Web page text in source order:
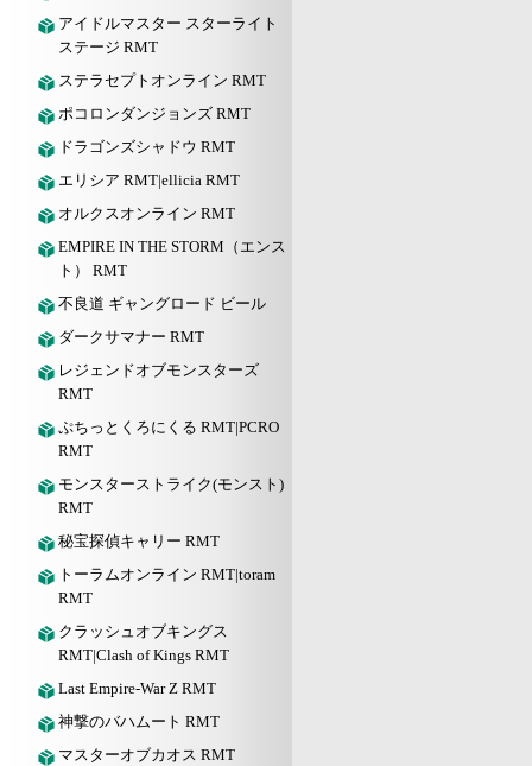
アイドルマスター スターライト
ステージ RMT
ステラセプトオンライン RMT
ポコロンダンジョンズ RMT
ドラゴンズシャドウ RMT
エリシア RMT|ellicia RMT
オルクスオンライン RMT
EMPIRE IN THE STORM（エンス
ト） RMT
不良道 ギャングロード ビール
ダークサマナー RMT
レジェンドオブモンスターズ
RMT
ぷちっとくろにくる RMT|PCRO
RMT
モンスターストライク(モンスト)
RMT
秘宝探偵キャリー RMT
トーラムオンライン RMT|toram
RMT
クラッシュオブキングス
RMT|Clash of Kings RMT
Last Empire-War Z RMT
神撃のバハムート RMT
マスターオブカオス RMT